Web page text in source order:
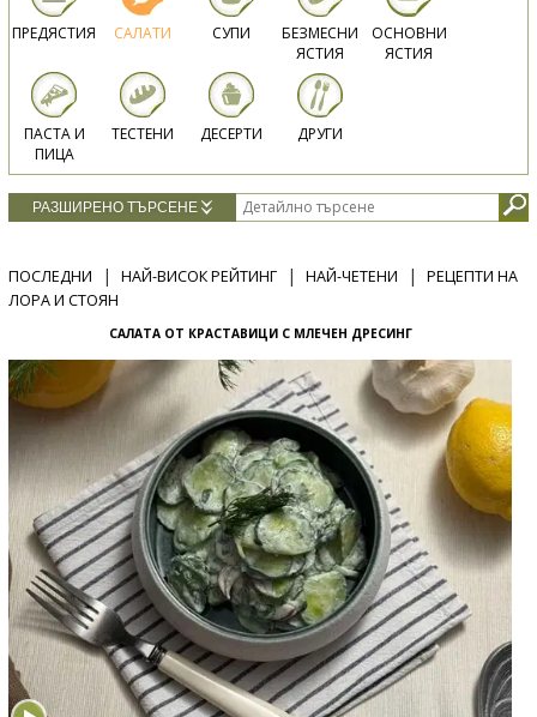
ПРЕДЯСТИЯ САЛАТИ СУПИ
БЕЗМЕСНИ
ЯСТИЯ
ОСНОВНИ
ЯСТИЯ
ПАСТА И
ПИЦА
ТЕСТЕНИ ДЕСЕРТИ ДРУГИ
РАЗШИРЕНО ТЪРСЕНЕ
ПОСЛЕДНИ | НАЙ-ВИСОК РЕЙТИНГ | НАЙ-ЧЕТЕНИ | РЕЦЕПТИ НА
ЛОРА И СТОЯН
САЛАТА ОТ КРАСТАВИЦИ С МЛЕЧЕН ДРЕСИНГ